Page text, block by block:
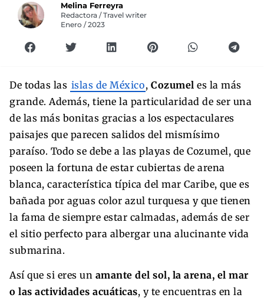
Melina Ferreyra
Redactora / Travel writer
Enero / 2023
De todas las islas de México, Cozumel es la más
grande. Además, tiene la particularidad de ser una
de las más bonitas gracias a los espectaculares
paisajes que parecen salidos del mismísimo
paraíso. Todo se debe a las playas de Cozumel, que
poseen la fortuna de estar cubiertas de arena
blanca, característica típica del mar Caribe, que es
bañada por aguas color azul turquesa y que tienen
la fama de siempre estar calmadas, además de ser
el sitio perfecto para albergar una alucinante vida
submarina.
Así que si eres un amante del sol, la arena, el mar
o las actividades acuáticas, y te encuentras en la